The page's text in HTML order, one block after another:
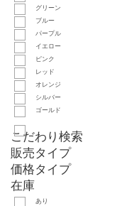
グリーン
ブルー
パープル
イエロー
ピンク
レッド
オレンジ
シルバー
ゴールド
こだわり検索
販売タイプ
価格タイプ
在庫
あり